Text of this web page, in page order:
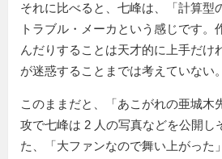
それに比べると、七峰は、「計算型
トラブル・メーカという感じです。
んだりすることは天才的に上手だけ
が迷惑することまでは考えていない。
このままだと、「あこがれの亜城木
攻で七峰は 2 人の写真などを公開し
た、「大ファンなので舞い上がった